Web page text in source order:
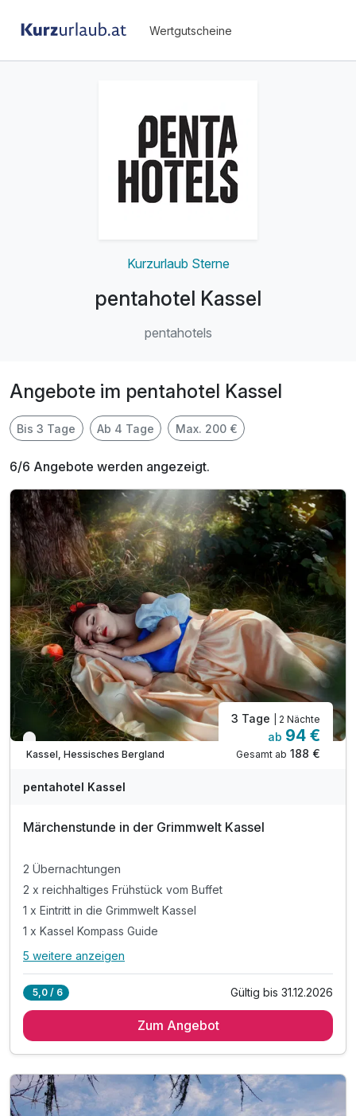
Wertgutscheine
Kurzurlaub Sterne
pentahotel Kassel
pentahotels
Angebote im pentahotel Kassel
Bis 3 Tage Ab 4 Tage Max. 200 €
6/6 Angebote werden angezeigt.
Verfügbar bis Dezember
Kassel, Hessisches Bergland
3 Tage | 2 Nächte
ab 94 €
Gesamt ab 188 €
pentahotel Kassel
Märchenstunde in der Grimmwelt Kassel
2 Übernachtungen
2 x reichhaltiges Frühstück vom Buffet
1 x Eintritt in die Grimmwelt Kassel
1 x Kassel Kompass Guide
Alle Inklusivleistungen
2 x reichhaltiges Frühstück vom Buffet
1 x KVG Ticket für den Nahverkehr
1 x Stadtplan für alle Highlights der Stadt
5 weitere anzeigen
5,0 / 6 Gültig bis 31.12.2026
Zum Angebot